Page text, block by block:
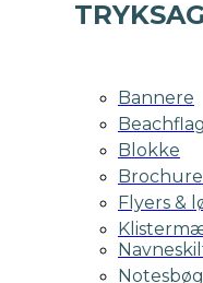
Bannere
Beachflag
Blokke
Flyers &